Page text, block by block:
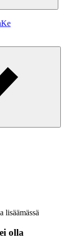
lisäämässä
olla